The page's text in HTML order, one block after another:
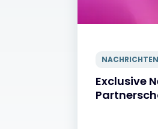
NACHRICHTEN
Exclusive